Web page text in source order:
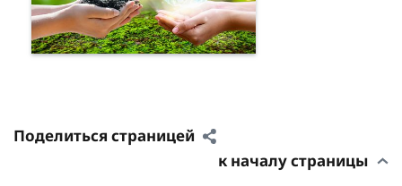
Поделиться страницей
к началу страницы